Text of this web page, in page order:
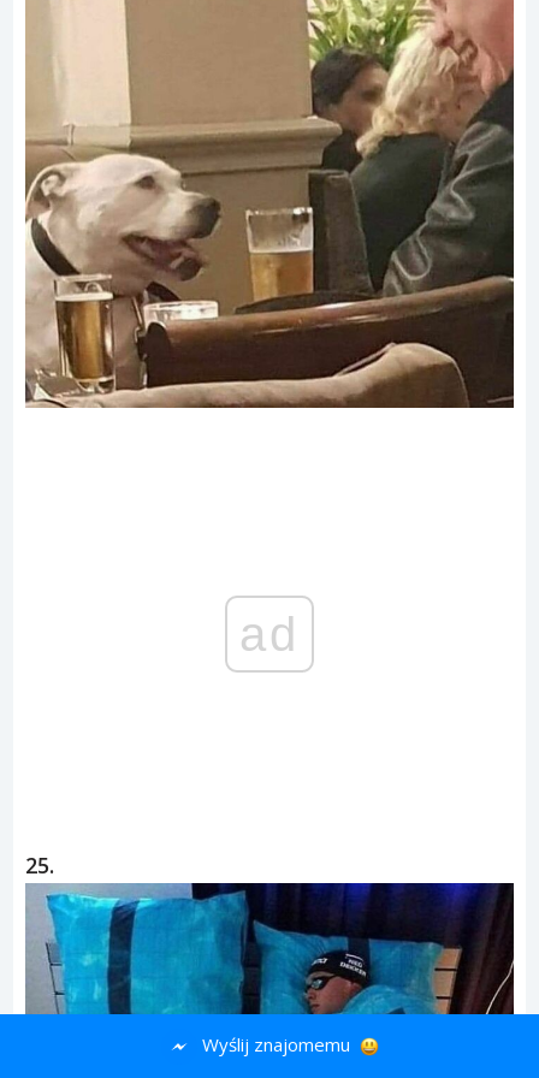
ad
25.
Wyślij znajomemu